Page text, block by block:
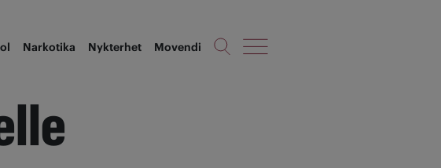
Narkotika Nykterhet Movendi